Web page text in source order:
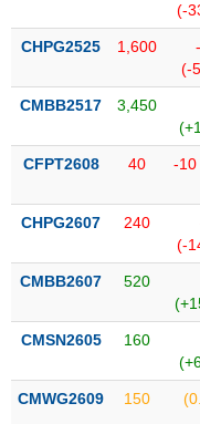
dõi
biệt
được
ký
Danh
phiếu
tiết
(-
CHPG2525 1,600
(-
CMBB2517 3,450
CFPT2608 40 -10
CHPG2607 240
(-
CMBB2607 520
CMSN2605 160
CMWG2609 150
CÔNG
CỤ
TƯ
XUẤT
LIỆU
MỚI
(-)